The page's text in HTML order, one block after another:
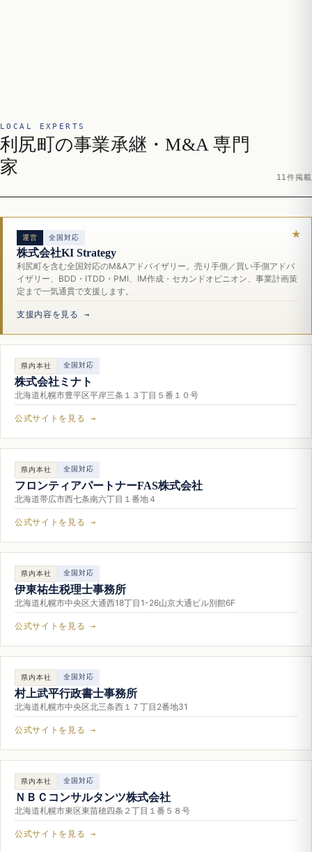
LOCAL EXPERTS
利尻町の事業承継・M&A 専門
家
11件掲載
運営 全国対応
株式会社KI Strategy
利尻町を含む全国対応のM&Aアドバイザリー。売り手側／買い手側アドバ
イザリー、BDD・ITDD・PMI、IM作成・セカンドオピニオン、事業計画策
定まで一気通貫で支援します。
支援内容を見る →
県内本社 全国対応
株式会社ミナト
北海道札幌市豊平区平岸三条１３丁目５番１０号
公式サイトを見る →
県内本社 全国対応
フロンティアパートナーFAS株式会社
北海道帯広市西七条南六丁目１番地４
公式サイトを見る →
県内本社 全国対応
伊東祐生税理士事務所
北海道札幌市中央区大通西18丁目1-26山京大通ビル別館6F
公式サイトを見る →
県内本社 全国対応
村上武平行政書士事務所
北海道札幌市中央区北三条西１７丁目2番地31
公式サイトを見る →
県内本社 全国対応
ＮＢＣコンサルタンツ株式会社
北海道札幌市東区東苗穂四条２丁目１番５８号
公式サイトを見る →